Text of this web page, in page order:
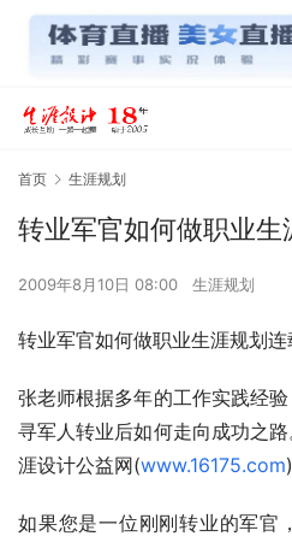
首页 生涯规划
转业军官如何做职业生
2009年8月10日 08:00 生涯规划
转业军官如何做职业生涯规划连
张老师根据多年的工作实践经
寻军人转业后如何走向成功之
涯设计公益网(www.16175.com
如果您是一位刚刚转业的军官